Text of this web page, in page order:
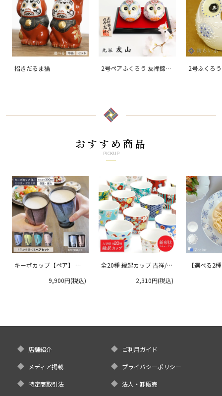
招きだるま猫
2号ペアふくろう 友禅錦
2号ふくろ
おすすめ商品
PICKUP
キーポカップ【ペア】 ラ
9,900円(税込)
全20種 縁起カップ 吉祥/青
2,310円(税込)
【選べる2
店舗紹介 ご利用ガイド
メディア掲載 プライバシーポリシー
特定商取引法 法人・卸販売